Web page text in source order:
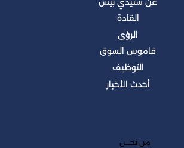
من نحــــن
القادة
الرؤى
قاموس السوق
التوظيف
أحدث الأخبار